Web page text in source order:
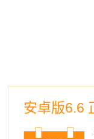
安卓版6.6